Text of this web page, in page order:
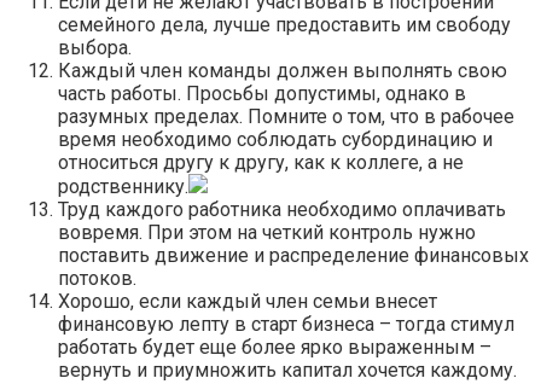
семейного дела, лучше предоставить им свободу
выбора.
Каждый член команды должен выполнять свою
часть работы. Просьбы допустимы, однако в
разумных пределах. Помните о том, что в рабочее
время необходимо соблюдать субординацию и
относиться другу к другу, как к коллеге, а не
родственнику.
Труд каждого работника необходимо оплачивать
вовремя. При этом на четкий контроль нужно
поставить движение и распределение финансовых
потоков.
Хорошо, если каждый член семьи внесет
финансовую лепту в старт бизнеса – тогда стимул
работать будет еще более ярко выраженным –
вернуть и приумножить капитал хочется каждому.